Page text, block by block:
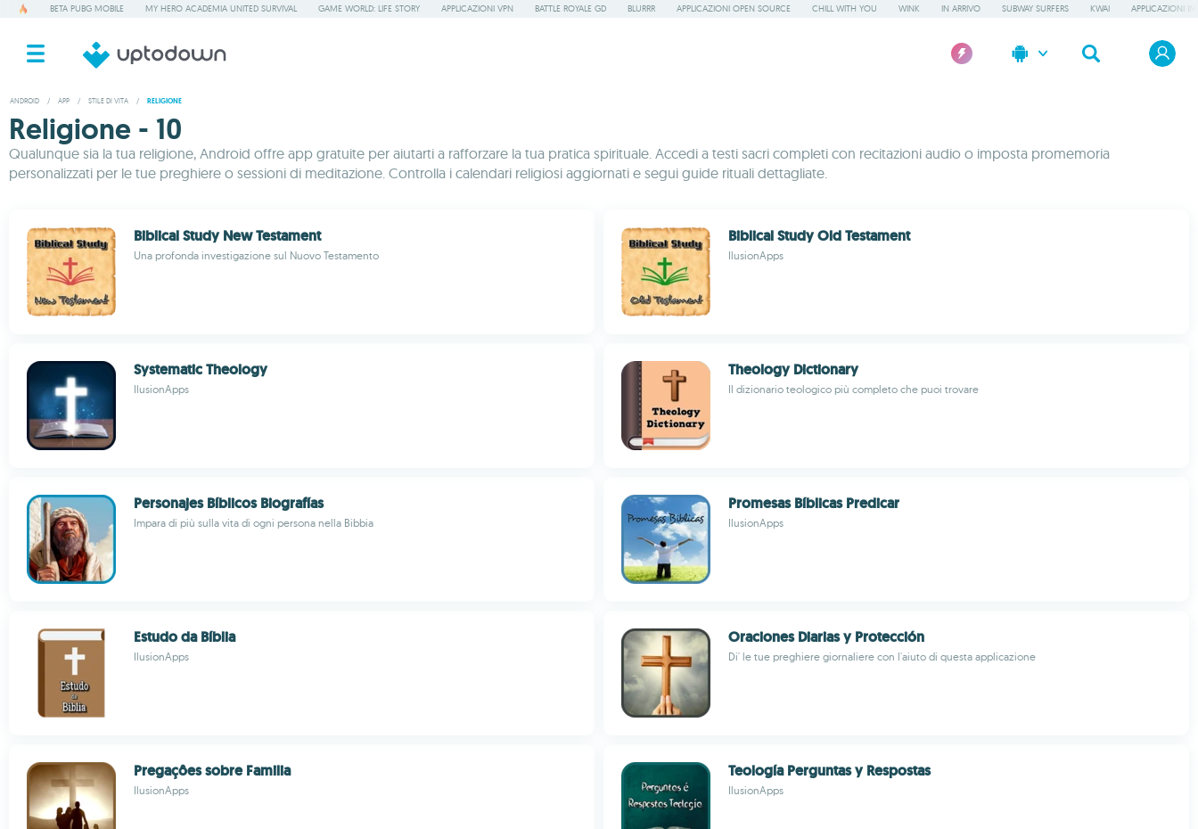
BETA PUBG MOBILE MY HERO ACADEMIA UNITED SURVIVAL GAME WORLD: LIFE STORY APPLICAZIONI VPN BATTLE ROYALE GD BLURRR APPLICAZIONI OPEN SOURCE CHILL WITH YOU WINK IN ARRIVO SUBWAY SURFERS KWAI APPLICAZIONI IN
ANDROID / APP / STILE DI VITA / RELIGIONE
Religione - 10
Qualunque sia la tua religione, Android offre app gratuite per aiutarti a rafforzare la tua pratica spirituale. Accedi a testi sacri completi con recitazioni audio o imposta promemoria
personalizzati per le tue preghiere o sessioni di meditazione. Controlla i calendari religiosi aggiornati e segui guide rituali dettagliate.
Biblical Study New Testament
Una profonda investigazione sul Nuovo Testamento
Biblical Study Old Testament
IlusionApps
Systematic Theology
IlusionApps
Theology Dictionary
Il dizionario teologico più completo che puoi trovare
Personajes Bíblicos Biografías
Impara di più sulla vita di ogni persona nella Bibbia
Promesas Bíblicas Predicar
IlusionApps
Estudo da Bíblia
IlusionApps
Oraciones Diarias y Protección
Di' le tue preghiere giornaliere con l'aiuto di questa applicazione
Pregaçôes sobre Familia
IlusionApps
Teología Perguntas y Respostas
IlusionApps